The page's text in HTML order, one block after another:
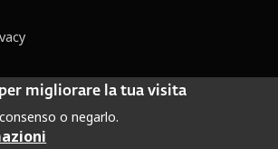
altrimenti quest’opera è distribuita con Licenza
migliorare la tua visita
o negarlo.